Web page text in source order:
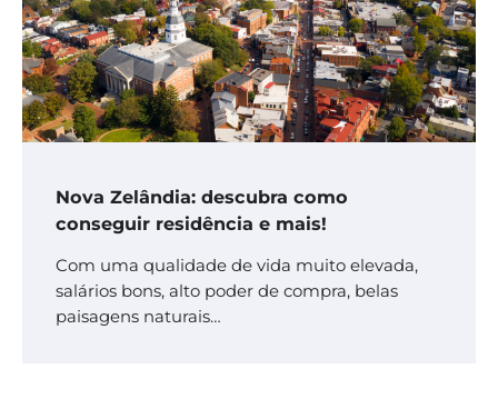
Nova Zelândia: descubra como
conseguir residência e mais!
Com uma qualidade de vida muito elevada,
salários bons, alto poder de compra, belas
paisagens naturais…